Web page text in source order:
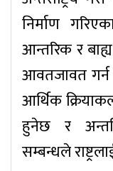
निर्माण
आन्तरिक र
आवतजावत
आर्थिक
हुनेछ र
सम्बन्धले